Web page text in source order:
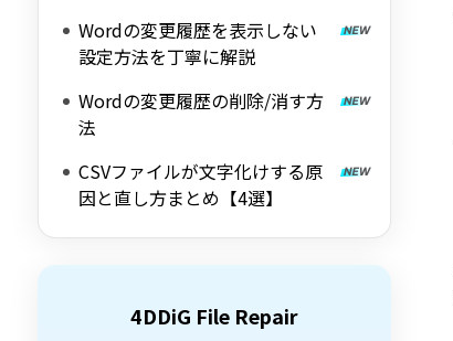
Wordの変更履歴を表示しない
設定方法を丁寧に解説
Wordの変更履歴の削除/消す方
法
CSVファイルが文字化けする原
因と直し方まとめ【4選】
4DDiG File Repair